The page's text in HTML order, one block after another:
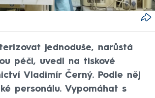
jednoduše, narůstá
péči, uvedl na tiskové
Vladimír Černý. Podle něj
personálu. Vypomáhat s